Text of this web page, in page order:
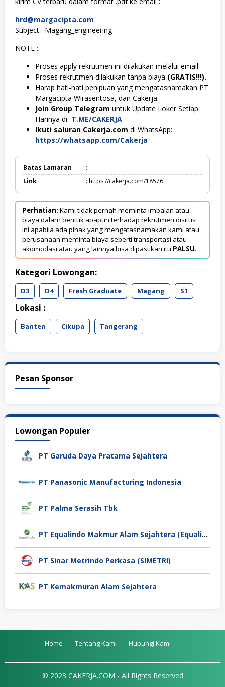
hrd@margacipta.com
Subject : Magang_engineering
NOTE :
Proses apply rekrutmen ini dilakukan melalui email.
Proses rekrutmen dilakukan tanpa biaya (GRATIS!!!).
Harap hati-hati penipuan yang mengatasnamakan PT
Margacipta Wirasentosa, dan Cakerja.
Join Group Telegram untuk Update Loker Setiap
Harinya di T.ME/CAKERJA
Ikuti saluran Cakerja.com di WhatsApp:
https://whatsapp.com/Cakerja
Batas Lamaran
: -
Link
: https://cakerja.com/18576
Perhatian: Kami tidak pernah meminta imbalan atau
biaya dalam bentuk apapun terhadap rekrutmen disitus
ini apabila ada pihak yang mengatasnamakan kami atau
perusahaan meminta biaya seperti transportasi atau
akomodasi atau yang lainnya bisa dipastikan itu PALSU.
Kategori Lowongan:
D3 D4 Fresh Graduate Magang S1
Lokasi :
Banten Cikupa Tangerang
Pesan Sponsor
Lowongan Populer
PT Garuda Daya Pratama Sejahtera
PT Panasonic Manufacturing Indonesia
PT Palma Serasih Tbk
PT Equalindo Makmur Alam Sejahtera (Equalindo Group)
PT Sinar Metrindo Perkasa (SIMETRI)
PT Kemakmuran Alam Sejahtera
Home Tentang Kami Hubungi Kami
© 2023 CAKERJA.COM - All Rights Reserved